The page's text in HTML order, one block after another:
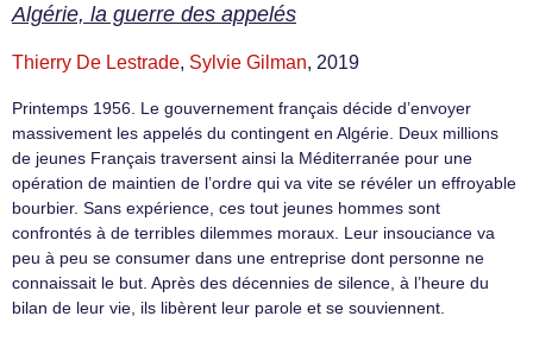
Algérie, la guerre des appelés
Thierry De Lestrade, Sylvie Gilman, 2019
Printemps 1956. Le gouvernement français décide d’envoyer
massivement les appelés du contingent en Algérie. Deux millions
de jeunes Français traversent ainsi la Méditerranée pour une
opération de maintien de l’ordre qui va vite se révéler un effroyable
bourbier. Sans expérience, ces tout jeunes hommes sont
confrontés à de terribles dilemmes moraux. Leur insouciance va
peu à peu se consumer dans une entreprise dont personne ne
connaissait le but. Après des décennies de silence, à l’heure du
bilan de leur vie, ils libèrent leur parole et se souviennent.